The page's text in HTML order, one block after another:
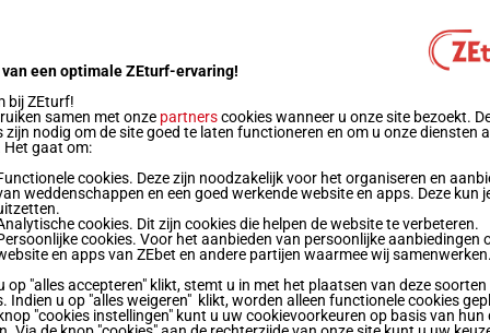
Winnend
2s (24) 2s 4s 4s 2s 2s Ah 6h Ah Ah (23) 5s 3s
2s 1s 6h As (24) 6h Ah 4h 7h 7h 10p
6h (24) 10s 2s As 1s 6s 11h 6h 6h 4h 12h (23)
9h
een optimale ZEturf-ervaring!
bij ZEturf!
samen met onze partnerscookies wanneer u onze site bezoekt.
zijn nodig om de site goed te laten functioneren en om u onze diensten
Het gaat om:
cookies. Deze zijn noodzakelijk voor het organiseren en
weddenschappen en een goed werkende website en apps. Deze kun
cookies. Dit zijn cookies die helpen de website te verbeteren.
cookies. Voor het aanbieden van persoonlijke aanbiedingen
en apps van ZEbet en andere partijen waarmee wij
op "alles accepteren" klikt, stemt u in met het plaatsen van deze soorten
Indien u op "alles weigeren" klikt, worden alleen functionele cookies
"cookies instellingen" kunt u uw cookievoorkeuren op basis van hun